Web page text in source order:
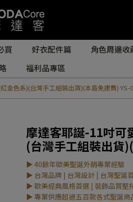
買 好衣配件篇 角色周邊收
福利品專區
金色系)(台灣手工組裝出貨)(本島免運費) YS-
摩達客耶誕-11吋可
(台灣手工組裝出貨
▶ 40餘年歐美聖誕外銷專業經驗
▶ 台灣品牌 | 台灣設計 | 台灣聖誕
▶ 歐美經典風格首選 | 裝飾品質堅
▶ 專業供應超過五百款各式聖誕商